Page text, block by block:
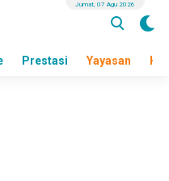
Prestasi Yayasan
Jumat, 07 Agu 2026